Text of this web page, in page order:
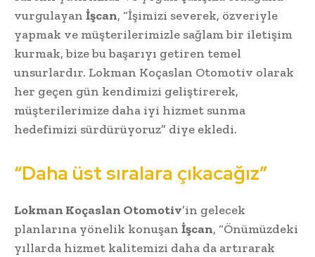
vurgulayan İşcan, “İşimizi severek, özveriyle
yapmak ve müşterilerimizle sağlam bir iletişim
kurmak, bize bu başarıyı getiren temel
unsurlardır. Lokman Koçaslan Otomotiv olarak
her geçen gün kendimizi geliştirerek,
müşterilerimize daha iyi hizmet sunma
hedefimizi sürdürüyoruz” diye ekledi.
“Daha üst sıralara çıkacağız”
Lokman Koçaslan Otomotiv’in gelecek
planlarına yönelik konuşan İşcan, “Önümüzdeki
yıllarda hizmet kalitemizi daha da artırarak